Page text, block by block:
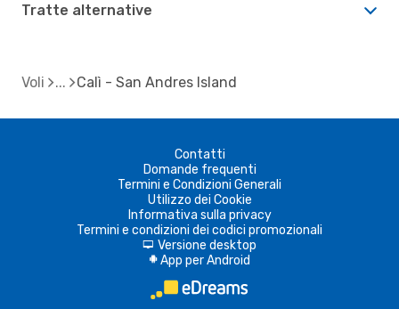
Tratte alternative
Voli Calì - San Andres Island
Contatti
Domande frequenti
Termini e Condizioni Generali
Utilizzo dei Cookie
Informativa sulla privacy
Termini e condizioni dei codici promozionali
d Versione desktop
A App per Android